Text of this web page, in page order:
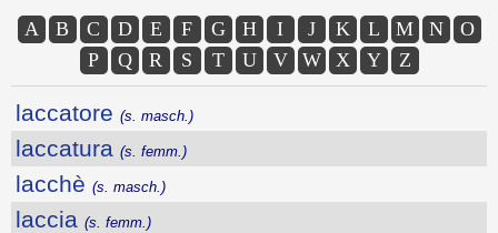
A B C D E F G H I J K L M N
O
P
Q R S T U V W X Y Z
laccatore (s. masch.)
laccatura (s. femm.)
lacchè (s. masch.)
laccia (s. femm.)